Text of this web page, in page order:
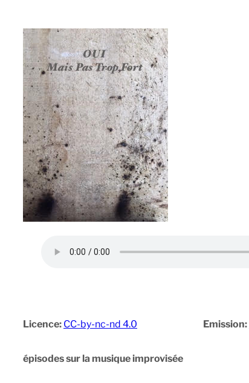
Licence: CC-by-nc-nd 4.0 Emission:
épisodes sur la musique improvisée